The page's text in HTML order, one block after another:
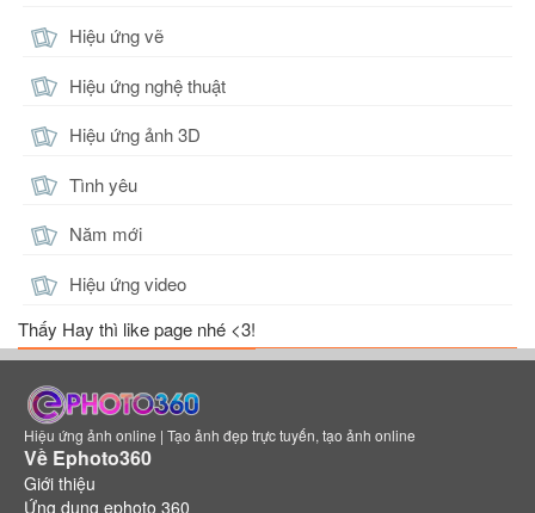
Hiệu ứng vẽ
Hiệu ứng nghệ thuật
Hiệu ứng ảnh 3D
Tình yêu
Năm mới
Hiệu ứng video
Thấy Hay thì like page nhé <3!
Hiệu ứng ảnh online | Tạo ảnh đẹp trực tuyến, tạo ảnh online
Về Ephoto360
Giới thiệu
Ứng dụng ephoto 360